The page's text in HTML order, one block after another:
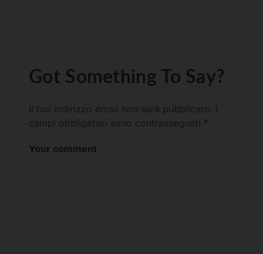
Got Something To Say?
Il tuo indirizzo email non sarà pubblicato.
campi obbligatori sono contrassegnati *
Your comment